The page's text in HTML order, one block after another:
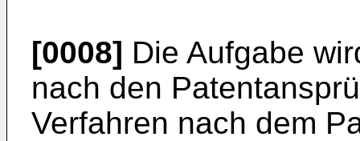
[0008] Die Aufgabe
nach den
Verfahren nach dem